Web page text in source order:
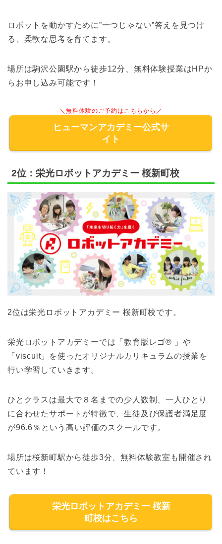
ロボットを動かすために”一つじゃない”答えを見つけ
る、柔軟な思考を育てます。
場所は駒沢公園駅から徒歩12分、無料体験授業はHPか
らお申し込み可能です！
＼無料体験のご予約はこちらから／
ヒューマンアカデミー公式サ
イト
2位：栄光ロボットアカデミー 桜新町校
2位は栄光ロボットアカデミー 桜新町校です。
栄光ロボットアカデミーでは「教育版レゴ® 」や
「viscuit」を使ったオリジナルカリキュラムの授業を
行い学習していきます。
ひとクラスは最大で８名までの少人数制、一人ひとり
に合わせたサポートが特徴で、生徒及び保護者満足度
が96.6％という高い評価のスクールです。
場所は桜新町駅から徒歩3分、無料体験教室も開催され
ています！
栄光ロボットアカデミー 桜新
町校はこちら